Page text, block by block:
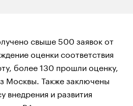
свыше 500 заявок от
оценки соответствия
более 130 прошли оценку,
Москвы. Также заключены
внедрения и развития